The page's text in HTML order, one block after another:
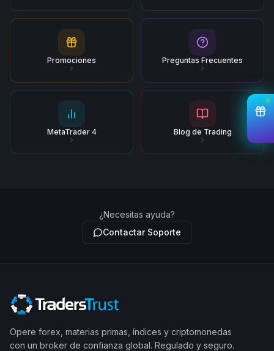
Promociones Preguntas Frecuentes
MetaTrader 4 Blog de Trading
¿Necesitas ayuda?
Contactar Soporte
Opere forex, materias primas, índices y criptomonedas
con un broker de confianza global. Regulado y seguro.